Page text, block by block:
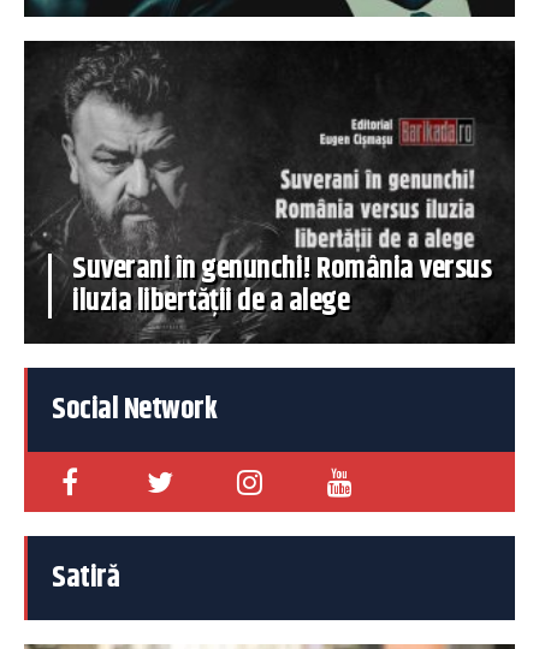
Suverani în genunchi! România versus
iluzia libertății de a alege
Social Network
Satiră